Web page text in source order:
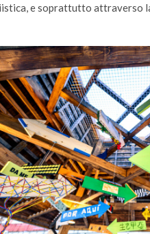
e soprattutto attraverso